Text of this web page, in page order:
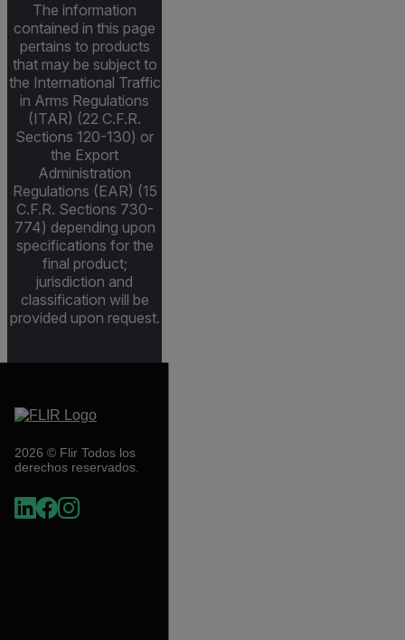
The information
contained in this page
pertains to products
that may be subject to
the International Traffic
in Arms Regulations
(ITAR) (22 C.F.R.
Sections 120-130) or
the Export
Administration
Regulations (EAR) (15
C.F.R. Sections 730-
774) depending upon
specifications for the
final product;
jurisdiction and
classification will be
provided upon request.
2026 © Flir Todos los
derechos reservados.